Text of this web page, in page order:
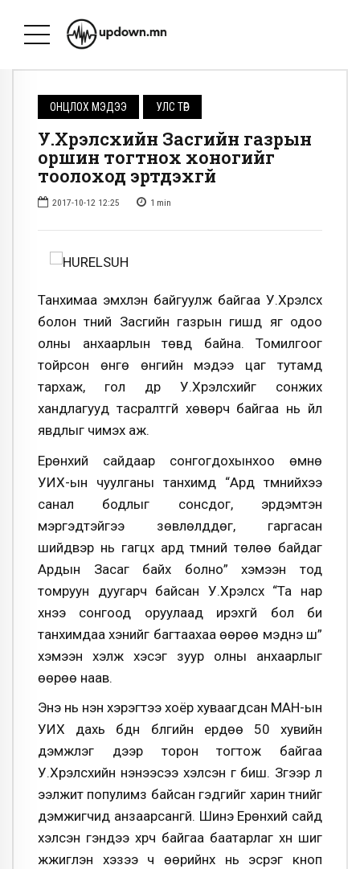
ОНЦЛОХ МЭДЭЭ УЛС ТӨР
У.Хүрэлсүхийн Засгийн газрын
оршин тогтнох хоногийг
тоолоход эртдэхгүй
2017-10-12 12:25 1 min
Танхимаа эмхлэн байгуулж байгаа У.Хүрэлсүх
болон түүний Засгийн газрын гишүүд яг одоо
олны анхаарлын төвд байна. Томилгоог
тойрсон өнгө өнгийн мэдээ цаг тутамд
тархаж, гол дүр У.Хүрэлсүхийг сонжих
хандлагууд тасралтгүй хөвөрч байгаа нь үйл
явдлыг чимэх аж.
Ерөнхий сайдаар сонгогдохынхоо өмнө
УИХ-ын чуулганы танхимд “Ард түмнийхээ
санал бодлыг сонсдог, эрдэмтэн
мэргэдтэйгээ зөвлөлддөг, гаргасан
шийдвэр нь гагцхүү ард түмний төлөө байдаг
Ардын Засаг байх болно” хэмээн тод
томруун дуугарч байсан У.Хүрэлсүх “Та нар
хүнээ сонгоод оруулаад ирэхгүй бол би
танхимдаа хэнийг багтаахаа өөрөө мэднэ шүү”
хэмээн хэлж хэсэг зуур олны анхаарлыг
өөрөө наав.
Энэ нь үнэн хэрэгтээ хоёр хуваагдсан МАН-ын
УИХ дахь бүдүүн бүлгийн ердөө 50 хувийн
дэмжлэг дээр торон тогтож байгаа
У.Хүрэлсүхийн үнэнээсээ хэлсэн үг биш. Зүгээр л
ээлжит популимз байсан гэдгийг харин түүнийг
дэмжигчид анзаарсангүй. Шинэ Ерөнхий сайд
хэлсэн үгэндээ хүрч байгаа баатарлаг хүн шиг
жүжиглэн хэзээ ч өөрийнх нь эсрэг кноп